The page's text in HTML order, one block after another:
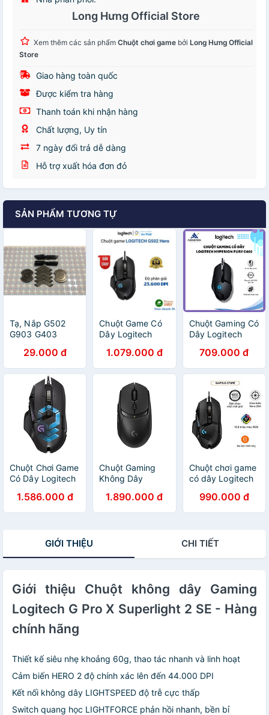
Long Hưng Official Store
Xem thêm các sản phẩm Chuột chơi game bởi Long Hưng Official
Store
Giao hàng toàn quốc
Được kiểm tra hàng
Thanh toán khi nhận hàng
Chất lượng, Uy tín
7 ngày đổi trả dễ dàng
Hỗ trợ xuất hóa đơn đỏ
SẢN PHẨM TƯƠNG TỰ
Tạ, Nắp G502
G903 G403
Wireless thay thế
cho chuột
Logitech Gaming
29.000 đ
Chuột Game Có
Dây Logitech
1.079.000 đ
Chuột Gaming Có
Dây Logitech
G402 (910-
004070)
4000DPI LED 8
Phím - Hàng
Chính Hãng
709.000 đ
Chuột Chơi Game
Có Dây Logitech
Spectrum G502
12000DPI RGB 11
1.586.000 đ
Chuột Gaming
Không Dây
LightSpeed -
Hàng Chính Hãng
1.890.000 đ
Chuột chơi game
có dây Logitech
Hàng Chính Hãng
990.000 đ
GIỚI THIỆU CHI TIẾT
Giới thiệu Chuột không dây Gaming
Logitech G Pro X Superlight 2 SE - Hàng
chính hãng
Thiết kế siêu nhẹ khoảng 60g, thao tác nhanh và linh hoạt
Cảm biến HERO 2 độ chính xác lên đến 44.000 DPI
Kết nối không dây LIGHTSPEED độ trễ cực thấp
Switch quang học LIGHTFORCE phản hồi nhanh, bền bỉ